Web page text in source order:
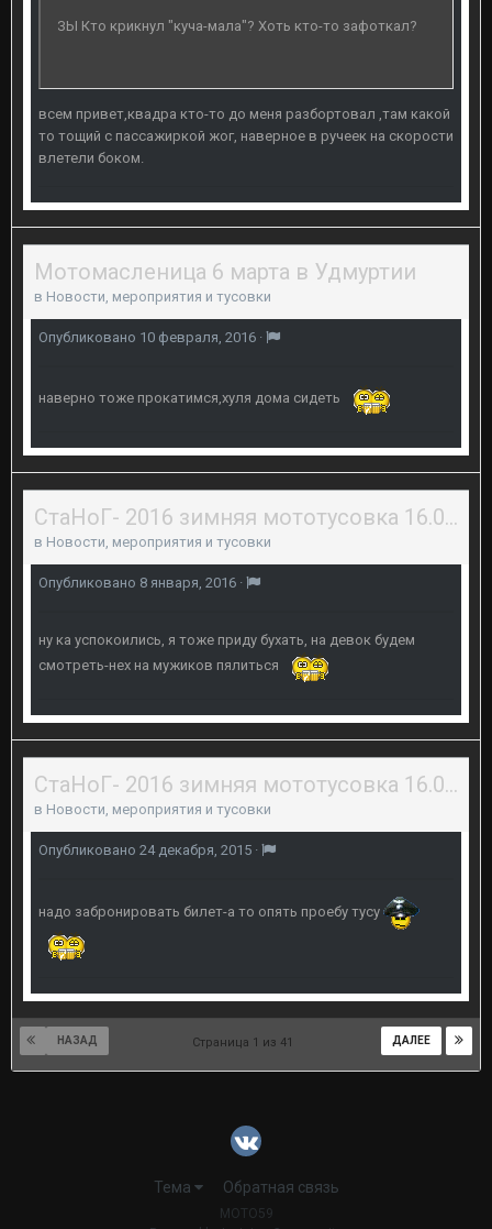
ЗЫ Кто крикнул "куча-мала"? Хоть кто-то зафоткал?
всем привет,квадра кто-то до меня разбортовал ,там какой
то тощий с пассажиркой жог, наверное в ручеек на скорости
влетели боком.
Мотомасленица 6 марта в Удмуртии
в Новости, мероприятия и тусовки
Опубликовано 10 февраля, 2016 ·
наверно тоже прокатимся,хуля дома сидеть
СтаНоГ- 2016 зимняя мототусовка 16.01.2016г.
в Новости, мероприятия и тусовки
Опубликовано 8 января, 2016 ·
ну ка успокоились, я тоже приду бухать, на девок будем
смотреть-нех на мужиков пялиться
СтаНоГ- 2016 зимняя мототусовка 16.01.2016г.
в Новости, мероприятия и тусовки
Опубликовано 24 декабря, 2015 ·
надо забронировать билет-а то опять проебу тусу
НАЗАД ДАЛЕЕ
Страница 1 из 41
Тема Обратная связь
MOTO59